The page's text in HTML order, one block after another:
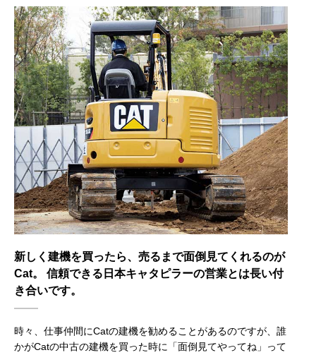
新しく建機を買ったら、売るまで面倒見てくれるのが
Cat。 信頼できる日本キャタピラーの営業とは長い付
き合いです。
時々、仕事仲間にCatの建機を勧めることがあるのですが、誰
かがCatの中古の建機を買った時に「面倒見てやってね」って